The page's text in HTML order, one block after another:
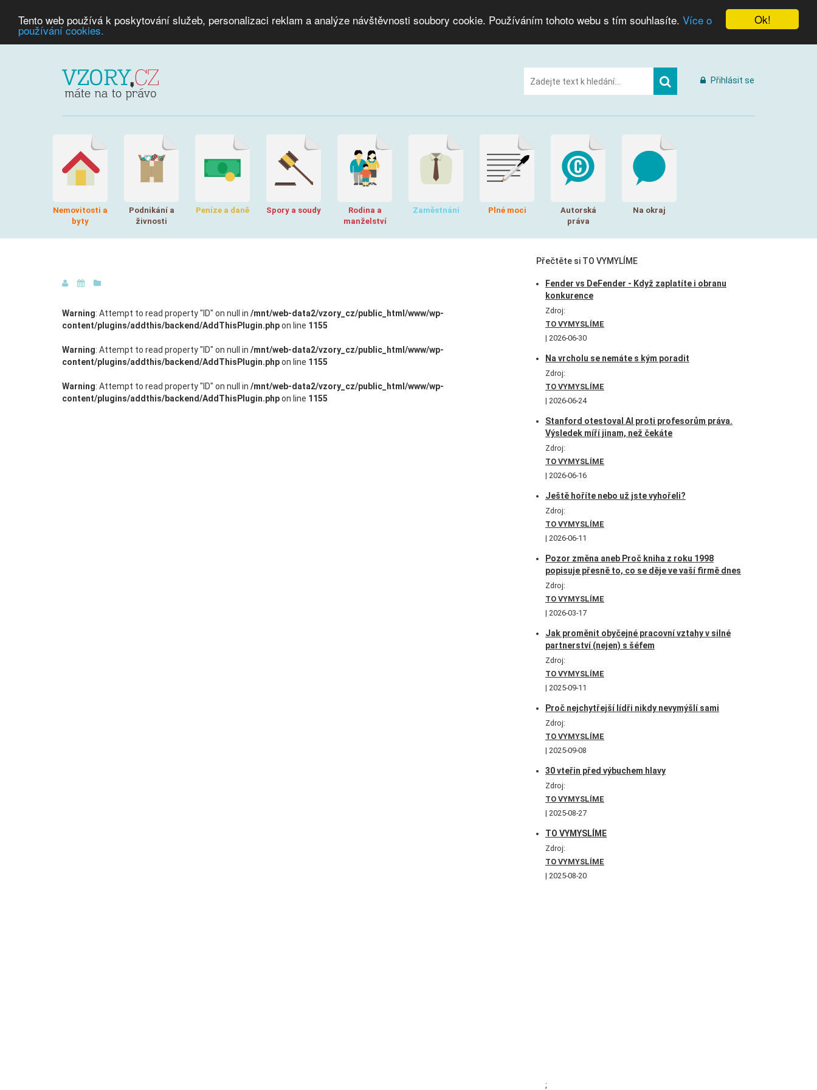
Ok!
Tento web používá k poskytování služeb, personalizaci reklam a analýze návštěvnosti soubory cookie. Používáním tohoto webu s tím souhlasíte. Více o
používání cookies.
Přihlásit se
Nemovitosti a
byty
Podnikání a
živnosti
Peníze a daně Spory a soudy
Rodina a
manželství
Zaměstnání Plné moci
Autorská
práva
Na okraj
Warning: Attempt to read property "ID" on null in /mnt/web-data2/vzory_cz/public_html/www/wp-
content/plugins/addthis/backend/AddThisPlugin.phpon line 1155
Warning: Attempt to read property "ID" on null in /mnt/web-data2/vzory_cz/public_html/www/wp-
content/plugins/addthis/backend/AddThisPlugin.phpon line 1155
Warning: Attempt to read property "ID" on null in /mnt/web-data2/vzory_cz/public_html/www/wp-
content/plugins/addthis/backend/AddThisPlugin.phpon line 1155
Přečtěte si TO VYMYLÍME
Fender vs DeFender - Když zaplatíte i obranu
konkurence
Zdroj:
TO VYMYSLÍME
2026-06-30
Na vrcholu se nemáte s kým poradit
Zdroj:
TO VYMYSLÍME
2026-06-24
Stanford otestoval AI proti profesorům práva.
Výsledek míří jinam, než čekáte
Zdroj:
TO VYMYSLÍME
2026-06-16
Ještě hoříte nebo už jste vyhořeli?
Zdroj:
TO VYMYSLÍME
2026-06-11
Pozor změna aneb Proč kniha z roku 1998
popisuje přesně to, co se děje ve vaší firmě dnes
Zdroj:
TO VYMYSLÍME
2026-03-17
Jak proměnit obyčejné pracovní vztahy v silné
partnerství (nejen) s šéfem
Zdroj:
TO VYMYSLÍME
2025-09-11
Proč nejchytřejší lídři nikdy nevymýšlí sami
Zdroj:
TO VYMYSLÍME
2025-09-08
30 vteřin před výbuchem hlavy
Zdroj:
TO VYMYSLÍME
2025-08-27
TO VYMYSLÍME
Zdroj:
TO VYMYSLÍME
2025-08-20
;